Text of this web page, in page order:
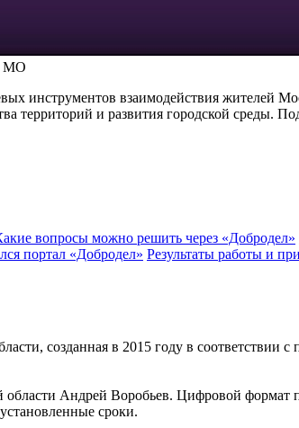
МО
инструментов взаимодействия жителей
территорий и развития городской среды.
вопросы можно решить через «Добродел»
портал «Добродел» Результаты работы и
созданная в 2015 году в соответствии с
Андрей Воробьев. Цифровой
сроки.